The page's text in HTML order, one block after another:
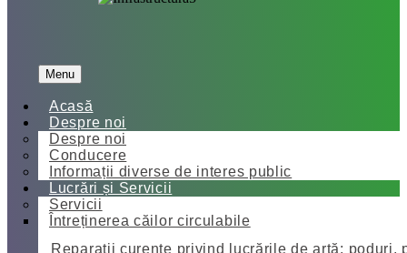
Menu
Acasă
Despre noi
Despre noi
Conducere
Informații diverse de interes public
Lucrări și Servicii
Servicii
Întreținerea căilor circulabile
Reparații curente privind lucrările de artă: poduri,